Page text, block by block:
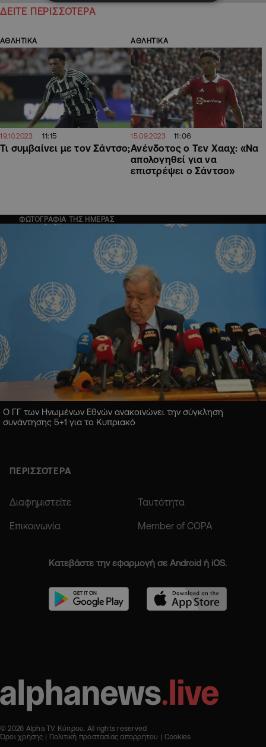
ΔΕΙΤΕ ΠΕΡΙΣΣΟΤΕΡΑ
ΑΘΛΗΤΙΚΑ
19.10.2023 11:15
Τι συμβαίνει με τον Σάντσο;
ΑΘΛΗΤΙΚΑ
15.09.2023 11:06
Ανένδοτος ο Τεν Χααχ: «Να
απολογηθεί για να
επιστρέψει ο Σάντσο»
ΦΩΤΟΓΡΑΦΙΑ ΤΗΣ ΗΜΕΡΑΣ
Ο ΓΓ των Ηνωμένων Εθνών ανακοινώνει την σύγκληση
συνάντησης 5+1 για το Κυπριακό
ΠΕΡΙΣΣΟΤΕΡΑ
Διαφημιστείτε Ταυτότητα
Επικοινωνία Member of COPA
Κατεβάστε την εφαρμογή σε Android ή iOS.
© 2026 Alpha TV Κύπρου. All rights reserved
Όροι χρήσης
Πολιτική προστασίας απορρήτου Cookies